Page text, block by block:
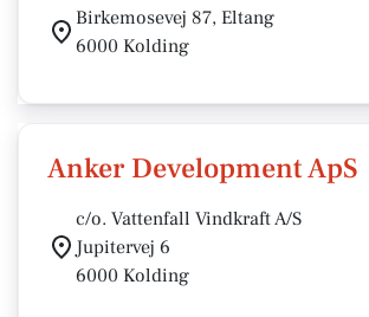
Birkemosevej 87, Eltang
6000 Kolding
Anker Development ApS
c/o. Vattenfall Vindkraft A/S
Jupitervej 6
6000 Kolding